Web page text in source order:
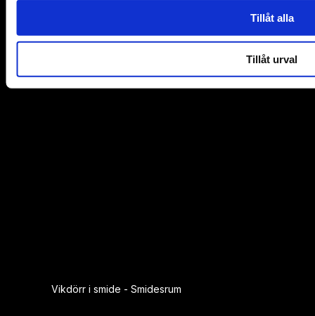
Tillåt alla
Tillåt urval
Vikdörr i smide - Smidesrum